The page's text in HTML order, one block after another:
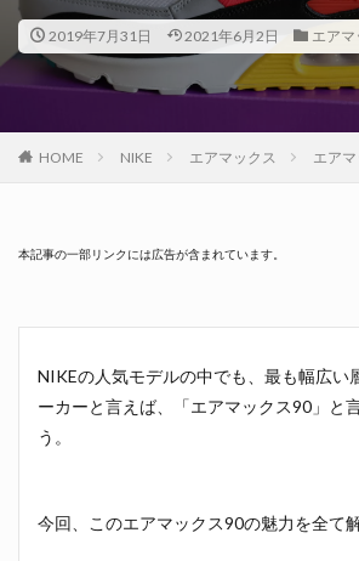
2019年7月31日 2021年6月2日 エア
HOME NIKE エアマックス エア
本記事の一部リンクには広告が含まれています。
NIKEの人気モデルの中でも、最も幅広い
ーカーと言えば、「エアマックス90」と
う。
今回、このエアマックス90の魅力を全て